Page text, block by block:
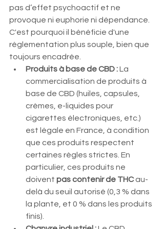
pas d’effet psychoactif et ne
provoque ni euphorie ni dépendance.
C'est pourquoi il bénéficie d'une
réglementation plus souple, bien que
toujours encadrée.
Produits à base de CBD : La
commercialisation de produits à
base de CBD (huiles, capsules,
crèmes, e-liquides pour
cigarettes électroniques, etc.)
est légale en France, à condition
que ces produits respectent
certaines règles strictes. En
particulier, ces produits ne
doivent pas contenir de THC au-
delà du seuil autorisé (0,3 % dans
la plante, et 0 % dans les produits
finis).